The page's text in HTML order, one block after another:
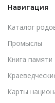
Навигация
Каталог
Промыслы
Книга памяти
Карты